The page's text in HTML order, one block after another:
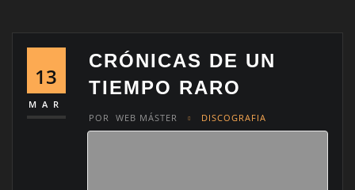
13
MAR
CRÓNICAS DE UN
TIEMPO RARO
POR WEB MÁSTER DISCOGRAFIA